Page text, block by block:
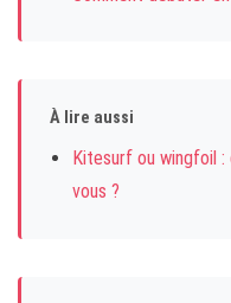
À lire aussi
Kitesurf ou wingfoil
vous ?